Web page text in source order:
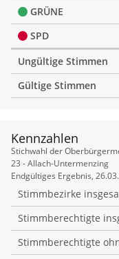
GRÜNE
SPD
Ungültige Stimmen
Gültige Stimmen
Kennzahlen
Kennzahlen
Stichwahl der
23 - Allach-Untermenzing
Endgültiges Ergebnis,
Stimmbezirke
Stimmberechtigte
Stimmberechtigte